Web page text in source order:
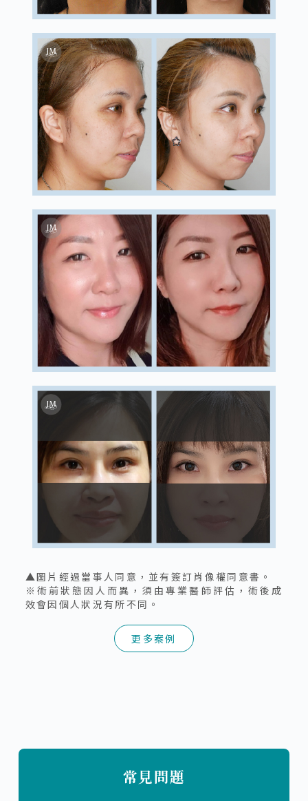
▲圖片經過當事人同意，並有簽訂肖像權同意書。
※術前狀態因人而異，須由專業醫師評估，術後成
效會因個人狀況有所不同。
更多案例
常見問題